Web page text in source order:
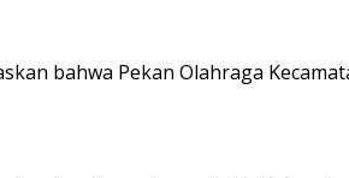
bahwa Pekan Olahraga